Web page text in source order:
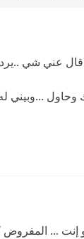
قال عني شي
وحاول ...وبيني
... المفروض